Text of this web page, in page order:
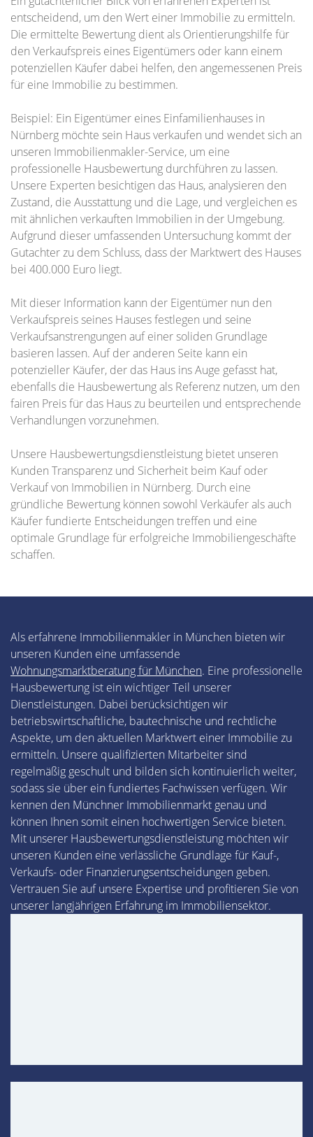
entscheidend, um den Wert einer Immobilie zu ermitteln.
Die ermittelte Bewertung dient als Orientierungshilfe für
den Verkaufspreis eines Eigentümers oder kann einem
potenziellen Käufer dabei helfen, den angemessenen Preis
für eine Immobilie zu bestimmen.
Beispiel: Ein Eigentümer eines Einfamilienhauses in
Nürnberg möchte sein Haus verkaufen und wendet sich an
unseren Immobilienmakler-Service, um eine
professionelle Hausbewertung durchführen zu lassen.
Unsere Experten besichtigen das Haus, analysieren den
Zustand, die Ausstattung und die Lage, und vergleichen es
mit ähnlichen verkauften Immobilien in der Umgebung.
Aufgrund dieser umfassenden Untersuchung kommt der
Gutachter zu dem Schluss, dass der Marktwert des Hauses
bei 400.000 Euro liegt.
Mit dieser Information kann der Eigentümer nun den
Verkaufspreis seines Hauses festlegen und seine
Verkaufsanstrengungen auf einer soliden Grundlage
basieren lassen. Auf der anderen Seite kann ein
potenzieller Käufer, der das Haus ins Auge gefasst hat,
ebenfalls die Hausbewertung als Referenz nutzen, um den
fairen Preis für das Haus zu beurteilen und entsprechende
Verhandlungen vorzunehmen.
Unsere Hausbewertungsdienstleistung bietet unseren
Kunden Transparenz und Sicherheit beim Kauf oder
Verkauf von Immobilien in Nürnberg. Durch eine
gründliche Bewertung können sowohl Verkäufer als auch
Käufer fundierte Entscheidungen treffen und eine
optimale Grundlage für erfolgreiche Immobiliengeschäfte
schaffen.
Als erfahrene Immobilienmakler in München bieten wir
unseren Kunden eine umfassende
Wohnungsmarktberatung für München. Eine professionelle
Hausbewertung ist ein wichtiger Teil unserer
Dienstleistungen. Dabei berücksichtigen wir
betriebswirtschaftliche, bautechnische und rechtliche
Aspekte, um den aktuellen Marktwert einer Immobilie zu
ermitteln. Unsere qualifizierten Mitarbeiter sind
regelmäßig geschult und bilden sich kontinuierlich weiter,
sodass sie über ein fundiertes Fachwissen verfügen. Wir
kennen den Münchner Immobilienmarkt genau und
können Ihnen somit einen hochwertigen Service bieten.
Mit unserer Hausbewertungsdienstleistung möchten wir
unseren Kunden eine verlässliche Grundlage für Kauf-,
Verkaufs- oder Finanzierungsentscheidungen geben.
Vertrauen Sie auf unsere Expertise und profitieren Sie von
unserer langjährigen Erfahrung im Immobiliensektor.